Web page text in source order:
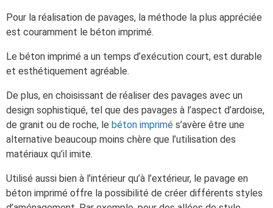
Pour la réalisation de pavages, la méthode la plus appréciée
est couramment le béton imprimé.
Le béton imprimé a un temps d’exécution court, est durable
et esthétiquement agréable.
De plus, en choisissant de réaliser des pavages avec un
design sophistiqué, tel que des pavages à l’aspect d’ardoise,
de granit ou de roche, le béton imprimé s’avère être une
alternative beaucoup moins chère que l’utilisation des
matériaux qu’il imite.
Utilisé aussi bien à l’intérieur qu’à l’extérieur, le pavage en
béton imprimé offre la possibilité de créer différents styles